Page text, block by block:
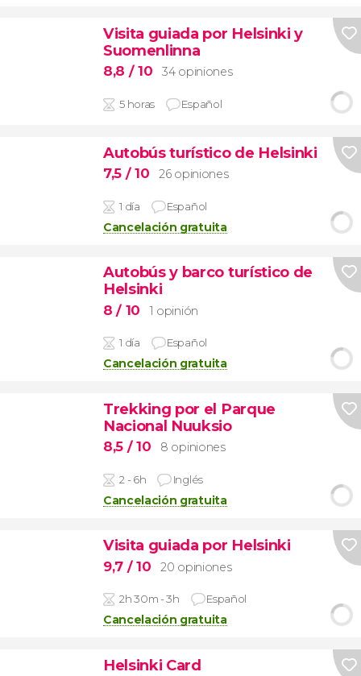
Visita guiada por Helsinki y
Suomenlinna
8,8 / 10 34 opiniones
5 horas Español
Autobús turístico de Helsinki
7,5 / 10 26 opiniones
1 día Español
Cancelación gratuita
Autobús y barco turístico de
Helsinki
8/ 10 1 opinión
1 día Español
Cancelación gratuita
Trekking por el Parque
Nacional Nuuksio
8,5 / 10 8 opiniones
2 - 6h Inglés
Cancelación gratuita
Visita guiada por Helsinki
9,7 / 10 20 opiniones
2h 30m - 3h Español
Cancelación gratuita
Helsinki Card